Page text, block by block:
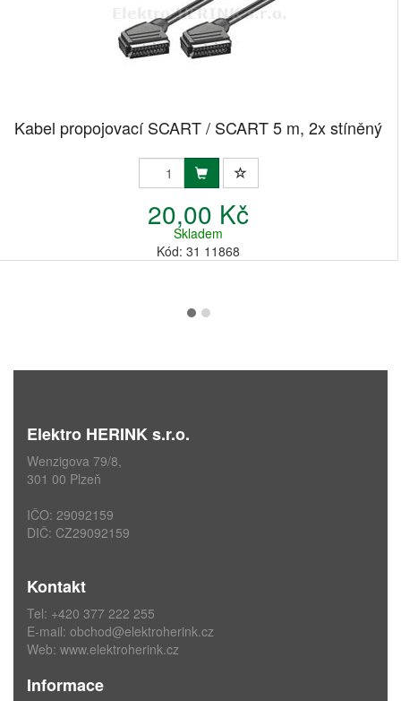
Kabel propojovací SCART / SCART 5 m, 2x stíněný
20,00 Kč
Skladem
Kód: 31 11868
Elektro HERINK s.r.o.
Wenzigova 79/8,
301 00 Plzeň
IČO: 29092159
DIČ: CZ29092159
Kontakt
Tel: +420 377 222 255
E-mail: obchod@elektroherink.cz
Web: www.elektroherink.cz
Informace